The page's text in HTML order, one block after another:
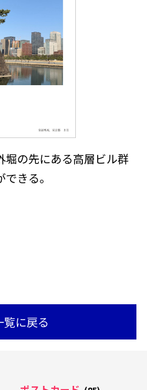
堀の先にある高層ビル群
きる。
覧に戻る